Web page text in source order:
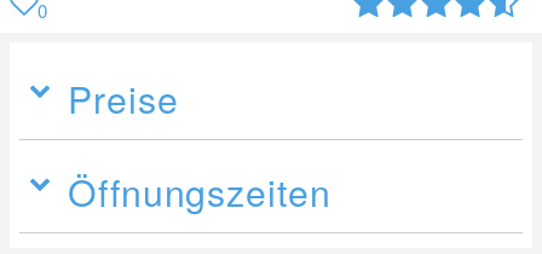
0
Preise
Öffnungszeiten